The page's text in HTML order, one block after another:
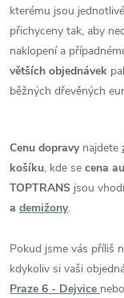
kterému jsou
přichyceny tak, aby
naklopení a
větších objednávek
běžných dřevěných
Cenu dopravynajdete
košíku, kde se cena
TOPTRANS jsou
a demižony.
Pokud jsme vás příliš
kdykoliv si vaši
Praze 6 - Dejvice